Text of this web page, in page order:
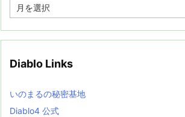
e
i
s
Diablo Links
いのまるの秘密基地
Diablo4 公式